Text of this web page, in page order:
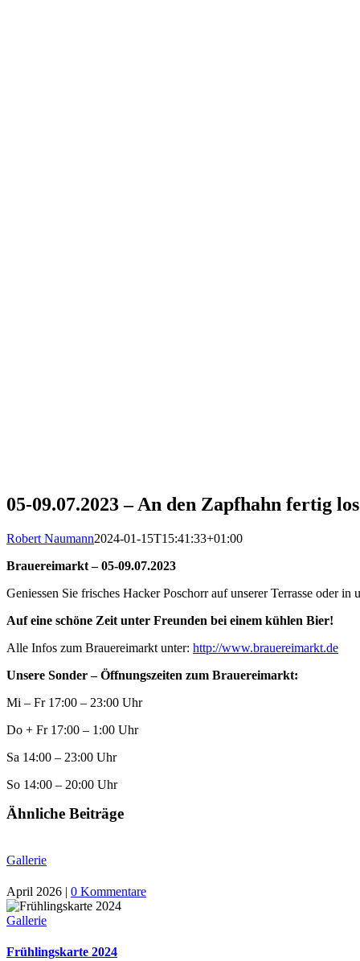
05-09.07.2023 – An den Zapfhahn fertig los
Robert Naumann2024-01-15T15:41:33+01:00
Brauereimarkt – 05-09.07.2023
Geniessen Sie frisches Hacker Poschorr auf unserer Terrasse oder in
Auf eine schöne Zeit unter Freunden bei einem kühlen Bier!
Alle Infos zum Brauereimarkt unter: http://www.brauereimarkt.de
Unsere Sonder – Öffnungszeiten zum Brauereimarkt:
Mi – Fr 17:00 – 23:00 Uhr
Do + Fr 17:00 – 1:00 Uhr
Sa 14:00 – 23:00 Uhr
So 14:00 – 20:00 Uhr
Ähnliche Beiträge
Gallerie
April 2026 | 0 Kommentare
Gallerie
Frühlingskarte 2024